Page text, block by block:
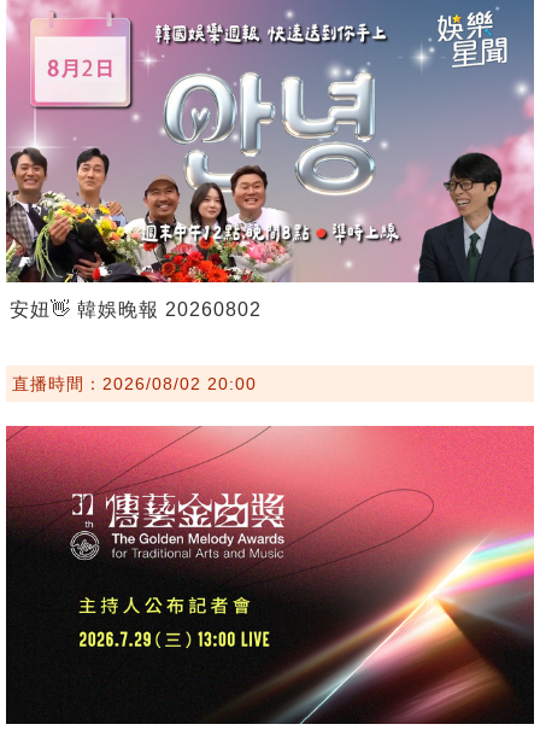
安妞👋 韓娛晚報 20260802
直播時間：2026/08/02 20:00